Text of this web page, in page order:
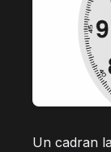
Un cadran